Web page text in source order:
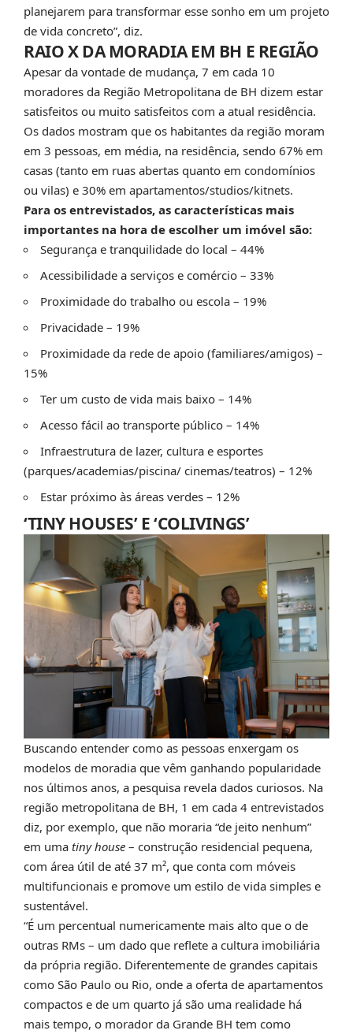
planejarem para transformar esse sonho em um projeto
de vida concreto”, diz.
RAIO X DA MORADIA EM BH E REGIÃO
Apesar da vontade de mudança, 7 em cada 10
moradores da Região Metropolitana de BH dizem estar
satisfeitos ou muito satisfeitos com a atual residência.
Os dados mostram que os habitantes da região moram
em 3 pessoas, em média, na residência, sendo 67% em
casas (tanto em ruas abertas quanto em condomínios
ou vilas) e 30% em apartamentos/studios/kitnets.
Para os entrevistados, as características mais
importantes na hora de escolher um imóvel são:
Segurança e tranquilidade do local – 44%
Acessibilidade a serviços e comércio – 33%
Proximidade do trabalho ou escola – 19%
Privacidade – 19%
Proximidade da rede de apoio (familiares/amigos) –
15%
Ter um custo de vida mais baixo – 14%
Acesso fácil ao transporte público – 14%
Infraestrutura de lazer, cultura e esportes
(parques/academias/piscina/ cinemas/teatros) – 12%
Estar próximo às áreas verdes – 12%
‘TINY HOUSES’ E ‘COLIVINGS’
Buscando entender como as pessoas enxergam os
modelos de moradia que vêm ganhando popularidade
nos últimos anos, a pesquisa revela dados curiosos. Na
região metropolitana de BH, 1 em cada 4 entrevistados
diz, por exemplo, que não moraria “de jeito nenhum”
em uma tiny house – construção residencial pequena,
com área útil de até 37 m², que conta com móveis
multifuncionais e promove um estilo de vida simples e
sustentável.
“É um percentual numericamente mais alto que o de
outras RMs – um dado que reflete a cultura imobiliária
da própria região. Diferentemente de grandes capitais
como São Paulo ou Rio, onde a oferta de apartamentos
compactos e de um quarto já são uma realidade há
mais tempo, o morador da Grande BH tem como